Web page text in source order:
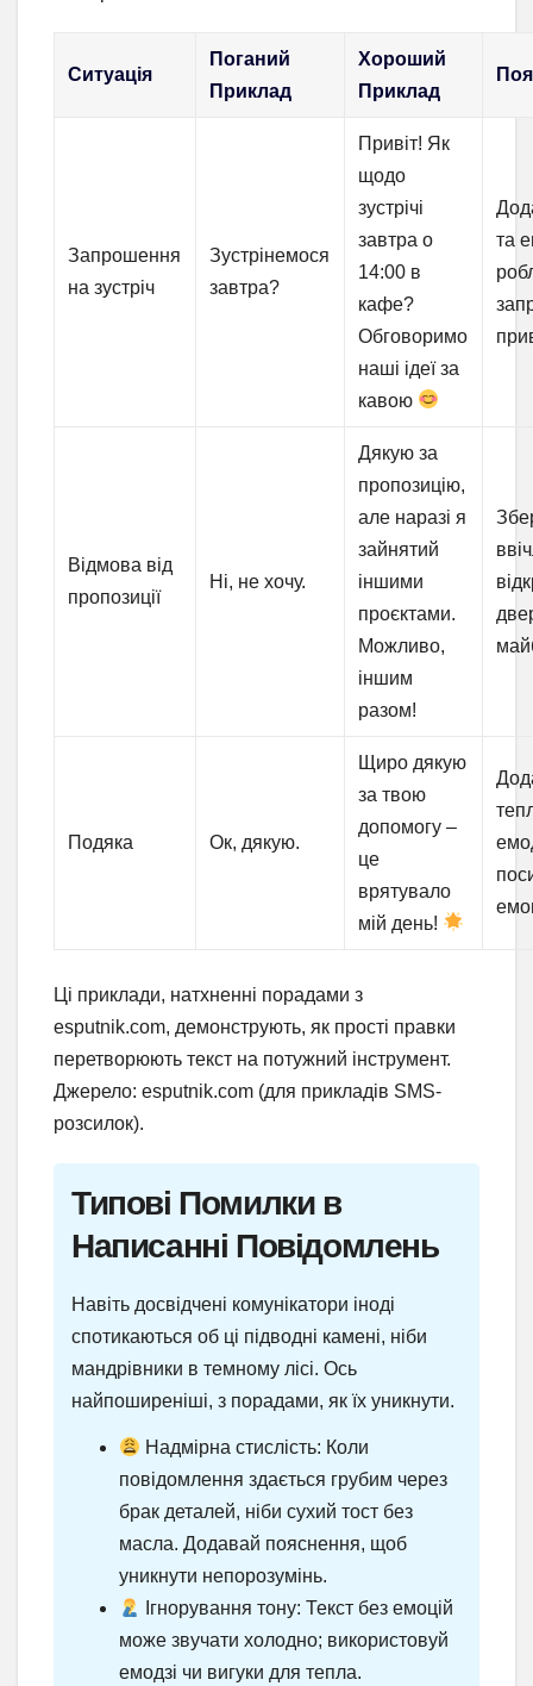
Ситуація
Поганий
Приклад
Хороший
Приклад
Запрошення
на зустріч
Зустрінемося
завтра?
Привіт! Як
щодо
зустрічі
завтра о
14:00 в
кафе?
Обговоримо
наші ідеї за
кавою
та
Відмова від
пропозиції
Ні, не хочу.
Дякую за
пропозицію,
але наразі я
зайнятий
іншими
проєктами.
Можливо,
іншим
разом!
Подяка Ок, дякую.
Щиро дякую
за твою
допомогу –
це
врятувало
мій день!
Ці приклади, натхненні порадами з
esputnik.com, демонструють, як прості правки
перетворюють текст на потужний інструмент.
Джерело: esputnik.com (для прикладів SMS-
розсилок).
Типові Помилки в
Написанні Повідомлень
Навіть досвідчені комунікатори іноді
спотикаються об ці підводні камені, ніби
мандрівники в темному лісі. Ось
найпоширеніші, з порадами, як їх уникнути.
Надмірна стислість: Коли
повідомлення здається грубим через
брак деталей, ніби сухий тост без
масла. Додавай пояснення, щоб
уникнути непорозумінь.
Ігнорування тону: Текст без емоцій
може звучати холодно; використовуй
емодзі чи вигуки для тепла.